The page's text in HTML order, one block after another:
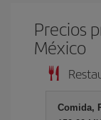
Precios
México
Comida,